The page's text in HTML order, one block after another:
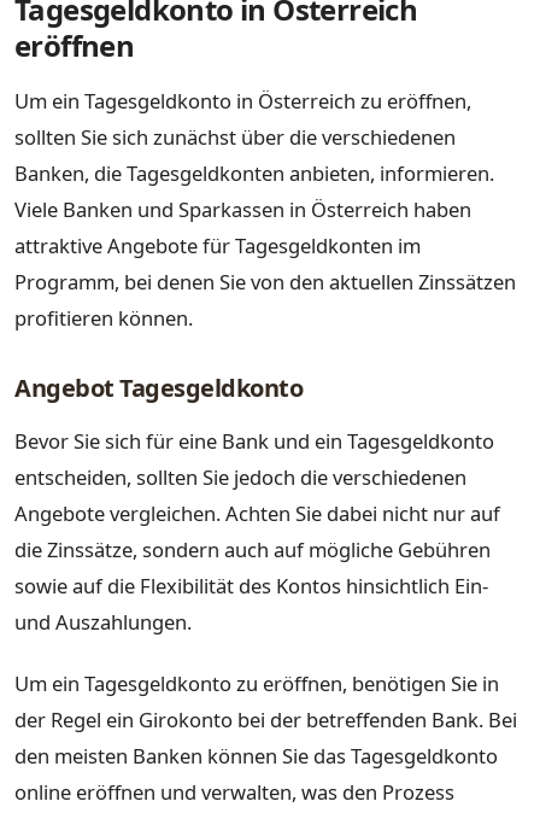
Tagesgeldkonto in Österreich
eröffnen
Um ein Tagesgeldkonto in Österreich zu eröffnen,
sollten Sie sich zunächst über die verschiedenen
Banken, die Tagesgeldkonten anbieten, informieren.
Viele Banken und Sparkassen in Österreich haben
attraktive Angebote für Tagesgeldkonten im
Programm, bei denen Sie von den aktuellen Zinssätzen
profitieren können.
Angebot Tagesgeldkonto
Bevor Sie sich für eine Bank und ein Tagesgeldkonto
entscheiden, sollten Sie jedoch die verschiedenen
Angebote vergleichen. Achten Sie dabei nicht nur auf
die Zinssätze, sondern auch auf mögliche Gebühren
sowie auf die Flexibilität des Kontos hinsichtlich Ein-
und Auszahlungen.
Um ein Tagesgeldkonto zu eröffnen, benötigen Sie in
der Regel ein Girokonto bei der betreffenden Bank. Bei
den meisten Banken können Sie das Tagesgeldkonto
online eröffnen und verwalten, was den Prozess